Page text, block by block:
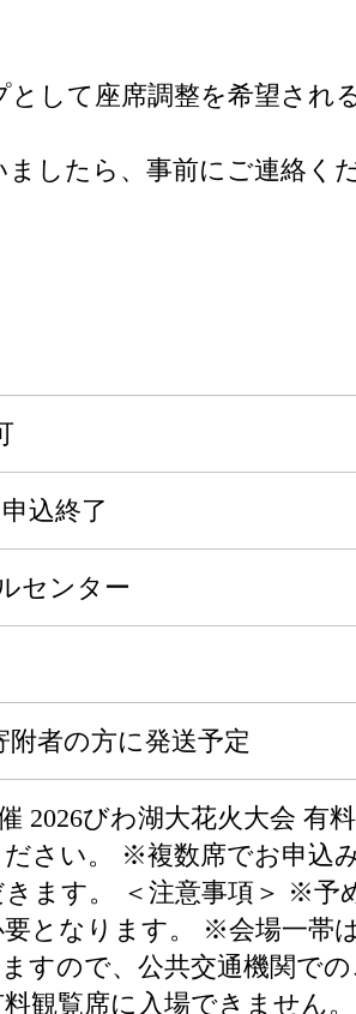
して座席調整を希望され
したら、事前にご連絡く
込終了
センター
附者の方に発送予定
2026びわ湖大花火大会
さい。 ※複数席でお申込
ます。 ＜注意事項＞ ※
となります。 ※会場一帯
すので、公共交通機関で
観覧席に入場できません